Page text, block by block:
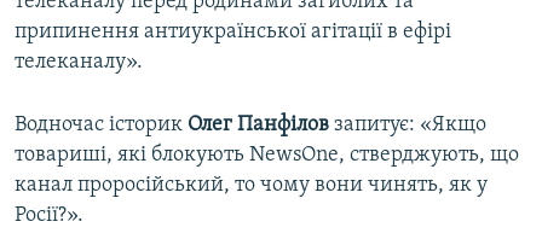
припинення антиукраїнської агітації в ефірі
телеканалу».
Водночас історик Олег Панфілов запитує: «Якщо
товариші, які блокують NewsОne, стверджують, що
канал проросійський, то чому вони чинять, як у
Росії?».